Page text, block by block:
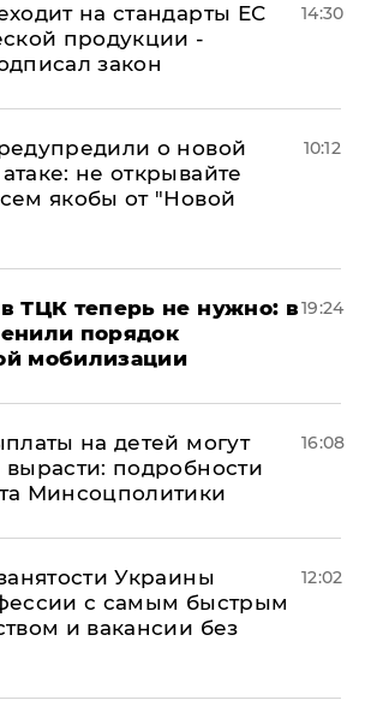
на стандарты ЕС
продукции -
закон
14:30
о новой
не открывайте
якобы от "Новой
10:12
ТЦК теперь не нужно: в
порядок
мобилизации
19:24
на детей могут
подробности
Минсоцполитики
16:08
Украины
с самым быстрым
и вакансии без
12:02